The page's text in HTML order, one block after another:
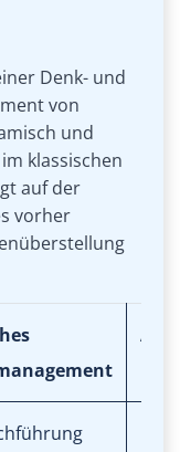
Denk- und
von
und
klassischen
auf der
vorher